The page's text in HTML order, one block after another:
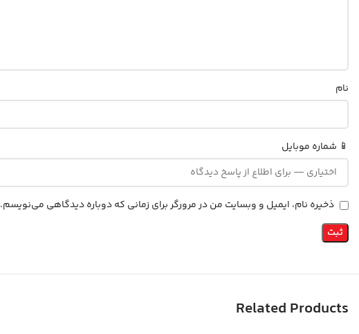
نام
📱 شماره موبایل
ذخیره نام، ایمیل و وبسایت من در مرورگر برای زمانی که دوباره دیدگاهی می‌نویسم.
Related Products